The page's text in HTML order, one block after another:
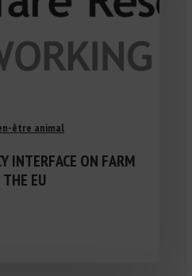
être animal
INTERFACE ON FARM
EU